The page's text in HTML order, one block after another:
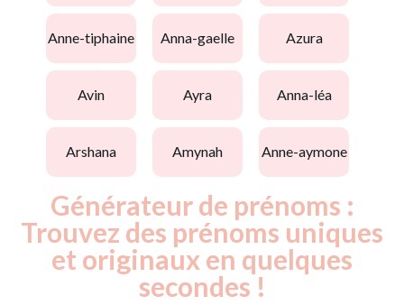
anne-tiphaine anna-gaelle azura
avin ayra anna-léa
arshana amynah anne-aymone
Générateur de prénoms :
Trouvez des prénoms uniques
et originaux en quelques
secondes !